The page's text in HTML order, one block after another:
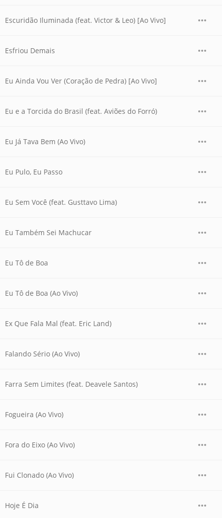
Escuridão Iluminada (feat. Victor & Leo) [Ao Vivo]
Esfriou Demais
Eu Ainda Vou Ver (Coração de Pedra) [Ao Vivo]
Eu e a Torcida do Brasil (feat. Aviões do Forró)
Eu Já Tava Bem (Ao Vivo)
Eu Pulo, Eu Passo
Eu Sem Você (feat. Gusttavo Lima)
Eu Também Sei Machucar
Eu Tô de Boa
Eu Tô de Boa (Ao Vivo)
Ex Que Fala Mal (feat. Eric Land)
Falando Sério (Ao Vivo)
Farra Sem Limites (feat. Deavele Santos)
Fogueira (Ao Vivo)
Fora do Eixo (Ao Vivo)
Fui Clonado (Ao Vivo)
Hoje É Dia